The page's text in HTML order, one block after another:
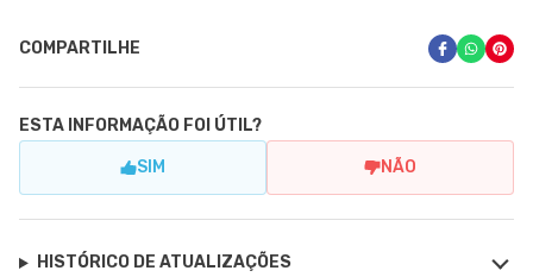
COMPARTILHE
ESTA INFORMAÇÃO FOI ÚTIL?
SIM NÃO
HISTÓRICO DE ATUALIZAÇÕES